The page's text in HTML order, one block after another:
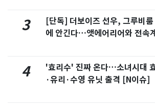
3
[단독] 더보이즈 선우, 그루비룸
에 안긴다…앳에어리어와 전속
4
'효리수' 진짜 온다…소녀시대
·유리·수영 유닛 출격 [N이슈]